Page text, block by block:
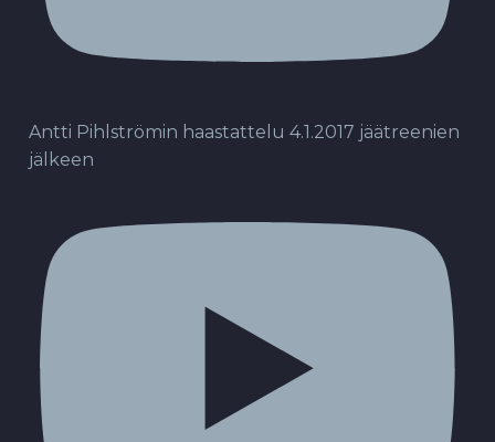
Antti Pihlströmin haastattelu 4.1.2017 jäätreenien
jälkeen